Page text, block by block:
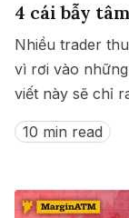
4 cái bẫy
Nhiều trader
vì rơi vào
viết này sẽ chỉ
bạn tồn tại lâu
10 min read